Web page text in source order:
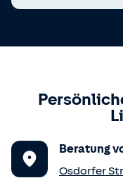
Beratung
Osdorfer